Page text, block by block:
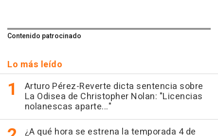
Contenido patrocinado
Lo más leído
Arturo Pérez-Reverte dicta sentencia sobre
La Odisea de Christopher Nolan: "Licencias
nolanescas aparte..."
¿A qué hora se estrena la temporada 4 de